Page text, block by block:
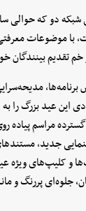
با موضوعات
خم تقدیم بینندگان
این عید بزرگ را
مراسم پیاده
جدید،
و کلیپ‌های ویژه
جلوه‌ای پررنگ و